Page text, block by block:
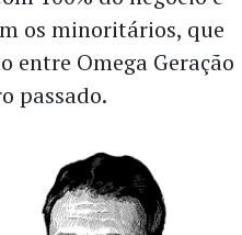
os minoritários, que
entre Omega Geração
passado.